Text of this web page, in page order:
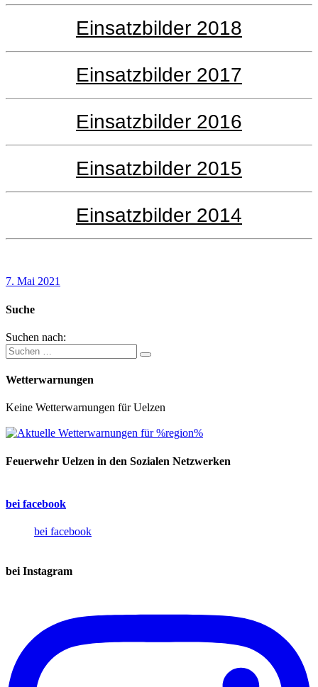
Einsatzbilder 2018
Einsatzbilder 2017
Einsatzbilder 2016
Einsatzbilder 2015
Einsatzbilder 2014
7. Mai 2021
Suche
Suchen nach:
Wetterwarnungen
Keine Wetterwarnungen für Uelzen
Feuerwehr Uelzen in den Sozialen Netzwerken
bei facebook
bei facebook
bei Instagram